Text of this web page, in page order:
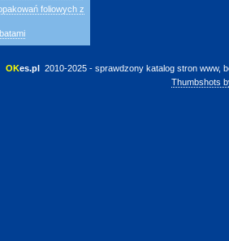
foliowych z
OKes.pl 2010-2025 - sprawdzony katalog stron www,
Thumbshots